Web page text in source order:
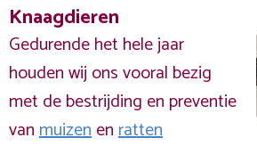
Knaagdieren
Gedurende het hele jaar
houden wij ons vooral bezig
met de bestrijding en preventie
vanmuizenenratten